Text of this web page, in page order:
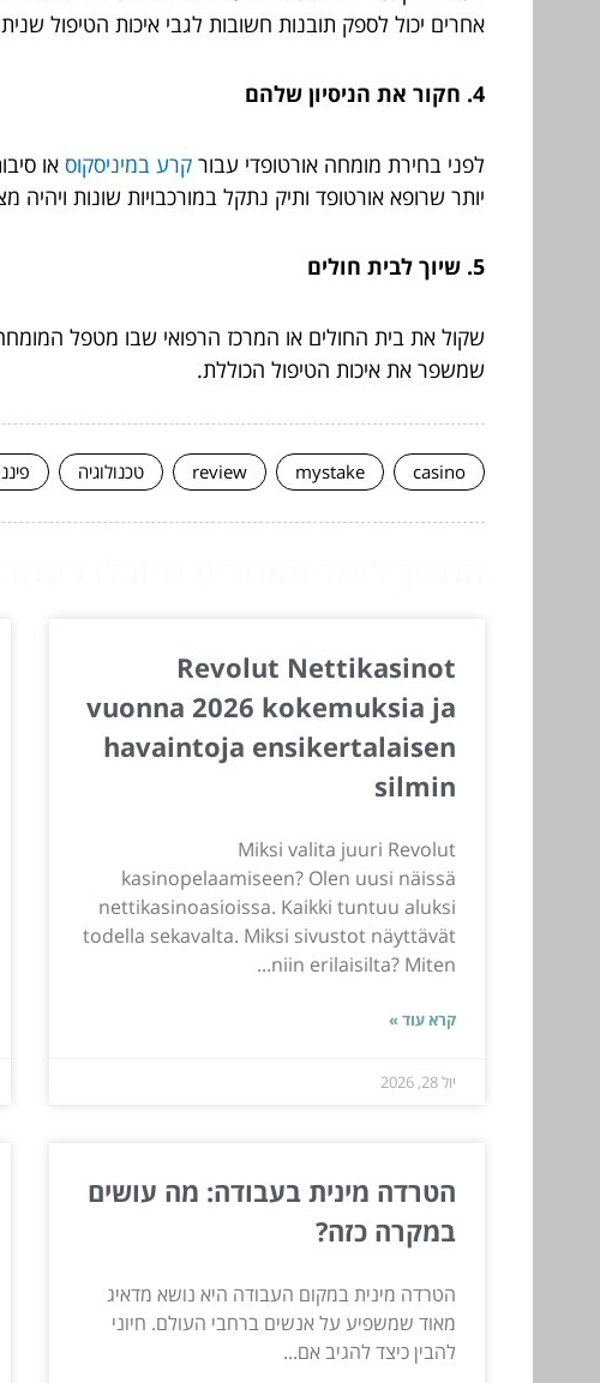
אחרים יכול לספק תובנות חשובות לגבי איכות הטיפול
4. חקור את הניסיון שלהם
לפני בחירת מומחה אורטופדי עבור קרע במיניסקוס או
יותר שרופא אורטופד ותיק נתקל במורכבויות שונות
5. שיוך לבית חולים
שקול את בית החולים או המרכז הרפואי שבו מטפל
שמשפר את איכות הטיפול הכוללת.
casino
mystake
review טכנולוגיה
Revolut Nettikasinot
vuonna 2026 kokemuksia ja
havaintoja ensikertalaisen
silmin
Miksi valita juuri Revolut
kasinopelaamiseen? Olen uusi näissä
nettikasinoasioissa. Kaikki tuntuu aluksi
todella sekavalta. Miksi sivustot näyttävät
niin erilaisilta? Miten...
קרא עוד »
יול 28, 2026
הטרדה מינית בעבודה: מה עושים
במקרה כזה?
הטרדה מינית במקום העבודה היא נושא מדאיג
מאוד שמשפיע על אנשים ברחבי העולם. חיוני
להבין כיצד להגיב אם...